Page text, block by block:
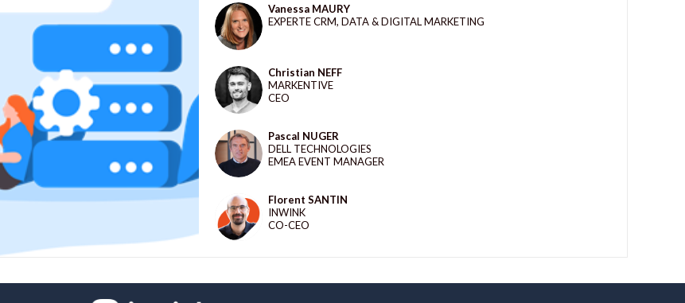
VM
Vanessa MAURY
EXPERTE CRM, DATA & DIGITAL MARKETING
CN
Christian NEFF
MARKENTIVE
CEO
PN
Pascal NUGER
DELL TECHNOLOGIES
EMEA EVENT MANAGER
FS
Florent SANTIN
INWINK
CO-CEO